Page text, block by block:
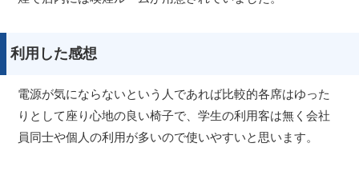
利用した感想
電源が気にならないという人であれば比較的各席はゆった
りとして座り心地の良い椅子で、学生の利用客は無く会社
員同士や個人の利用が多いので使いやすいと思います。